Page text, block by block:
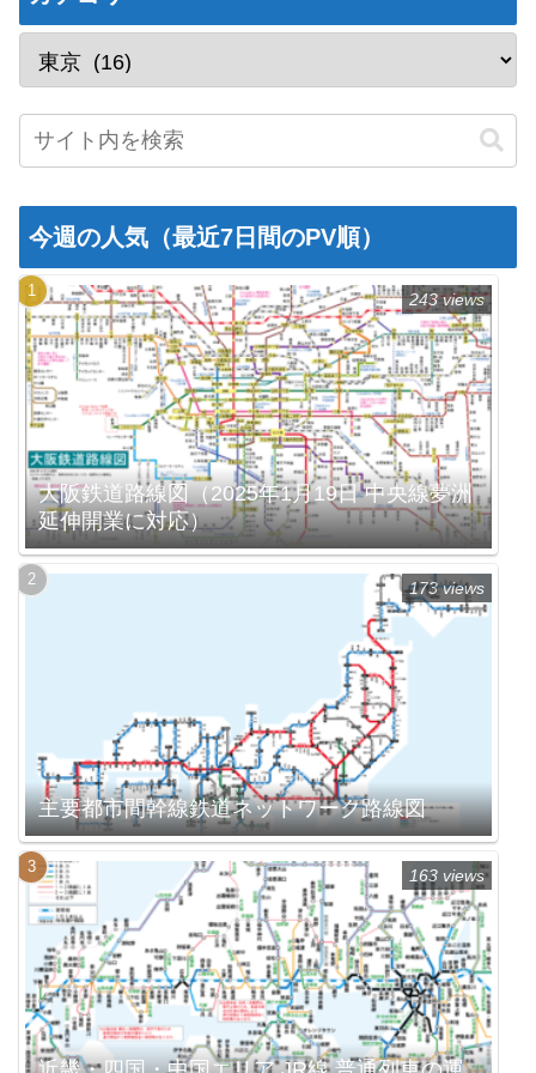
今週の人気（最近7日間のPV順）
大阪鉄道路線図（2025年1月19日 中央線夢洲
延伸開業に対応）
243 views
主要都市間幹線鉄道ネットワーク路線図
173 views
163 views